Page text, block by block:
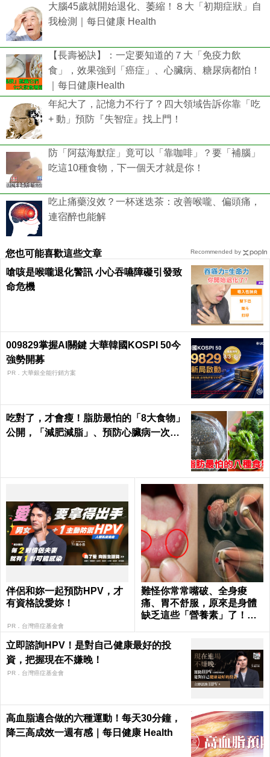
大腦45歲就開始退化、萎縮！８大「初期症狀」自
我檢測｜每日健康 Health
【長壽祕訣】：一定要知道的７大「免疫力飲
食」，效果強到「癌症」、心臟病、糖尿病都怕！
｜每日健康Health
年紀大了，記憶力不行了？四大領域告訴你靠「吃
+ 動」預防『失智症』找上門！
防「阿茲海默症」竟可以「靠咖啡」？要「補腦」
吃這10種食物，下一個天才就是你！
吃止痛藥沒效？一杯迷迭茶：改善喉嚨、偏頭痛，
連宿醉也能解
您也可能喜歡這些文章
嗆咳是喉嚨退化警訊 小心吞嚥障礙引發致
命危機
009829掌握AI關鍵 大華韓國KOSPI 50今
強勢開募
PR．大華銀全能行銷方案
吃對了，才會瘦！脂肪最怕的「8大食物」
公開，「減肥減脂」、預防心臟病一次滿
伴侶和妳一起預防HPV，才
有資格說愛妳！
PR．台灣癌症基金會
難怪你常常嘴破、全身痠
痛、胃不舒服，原來是身體
缺乏這些「營養素」了！｜
立即諮詢HPV！是對自己健康最好的投
資，把握現在不嫌晚！
PR．台灣癌症基金會
高血脂適合做的六種運動！每天30分鐘，
降三高成效一週有感｜每日健康 Health
Recommended by